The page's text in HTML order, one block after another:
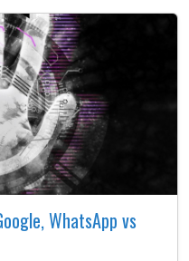
WhatsApp vs